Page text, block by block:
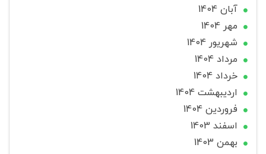
آبان 1404
مهر 1404
شهریور 1404
مرداد 1404
خرداد 1404
ارديبهشت 1404
فروردین 1404
اسفند 1403
بهمن 1403